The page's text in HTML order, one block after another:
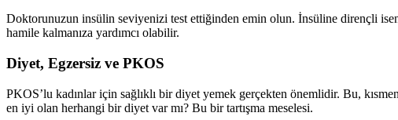
Doktorunuzun insülin seviyenizi test ettiğinden emin olun. İnsüline dirençli
hamile kalmanıza yardımcı olabilir.
Diyet, Egzersiz ve PKOS
PKOS’lu kadınlar için sağlıklı bir diyet yemek gerçekten önemlidir. Bu,
en iyi olan herhangi bir diyet var mı? Bu bir tartışma meselesi.